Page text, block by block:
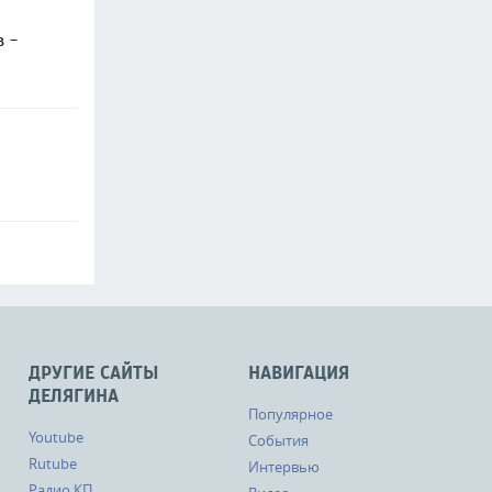
-
НАВИГАЦИЯ
Популярное
События
Интервью
ДРУГИЕ САЙТЫ
ДЕЛЯГИНА
Youtube
Rutube